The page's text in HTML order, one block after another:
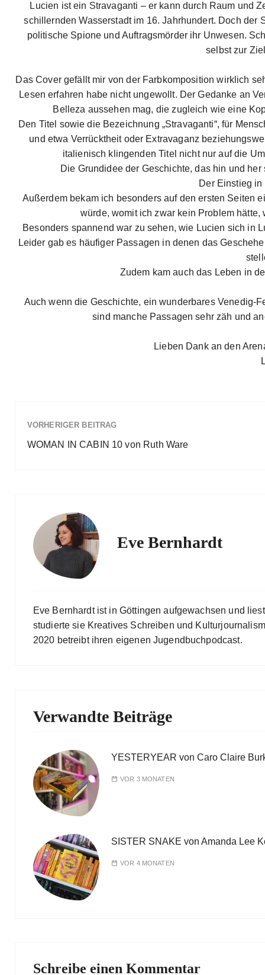
Lucien ist ein Stravaganti – er kann durch Raum und
schillernden Wasserstadt im 16. Jahrhundert. Doch der
politische Spione und Auftragsmörder ihr Unwesen.
selbst zur
Das Cover gefällt mir von der Farbkomposition wirklich
Lesen erfahren habe nicht ungewollt. Der Gedanke an
Belleza aussehen mag, die zugleich wie eine
Den Titel sowie die Bezeichnung „Stravaganti“, für
und etwa Verrücktheit oder Extravaganz
italienisch klingenden Titel nicht nur auf die
Die Grundidee der Geschichte, das hin und
Der Einstieg in
Außerdem bekam ich besonders auf den ersten Seiten
würde, womit ich zwar kein Problem
Besonders spannend war zu sehen, wie Lucien sich in
Leider gab es häufiger Passagen in denen das
Zudem kam auch das Leben in
Auch wenn die Geschichte, ein wunderbares Venedig-
sind manche Passagen sehr zäh und
Lieben Dank an den
VORHERIGER BEITRAG
WOMAN IN CABIN 10 von Ruth Ware
Eve Bernhardt
Eve Bernhardt ist in Göttingen aufgewachsen und
studierte sie Kreatives Schreiben und
2020 betreibt ihren eigenen Jugendbuchpodcast.
Verwandte Beiträge
YESTERYEAR von Caro Claire
VOR 3 MONATEN
SISTER SNAKE von Amanda Lee
VOR 4 MONATEN
Schreibe einen Kommentar